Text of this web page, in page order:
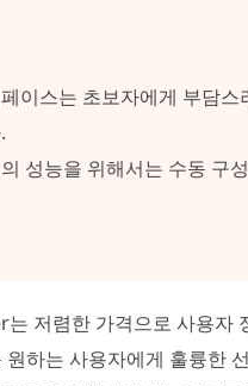
이스는 초보자에게 부담스
성능을 위해서는 수동 구
는 저렴한 가격으로 사용자
원하는 사용자에게 훌륭한